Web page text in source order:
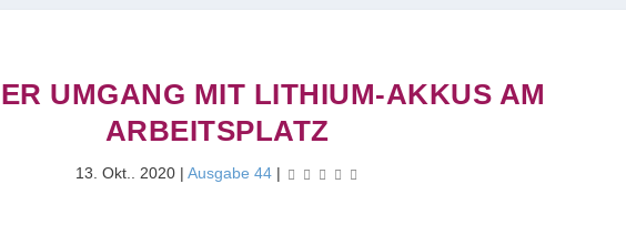
UMGANG MIT LITHIUM-AKKUS AM
ARBEITSPLATZ
13. Okt.. 2020 |Ausgabe 44 |